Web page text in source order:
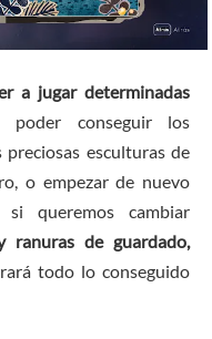
a jugar determinadas
conseguir los
esculturas de
o empezar de nuevo
queremos cambiar
ranuras de guardado,
todo lo conseguido